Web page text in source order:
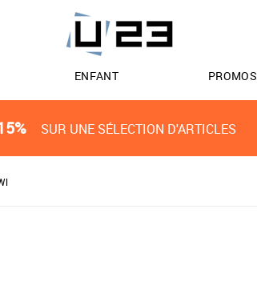
ENFANT PROMOS
SUR UNE SÉLECTION D'ARTICLES